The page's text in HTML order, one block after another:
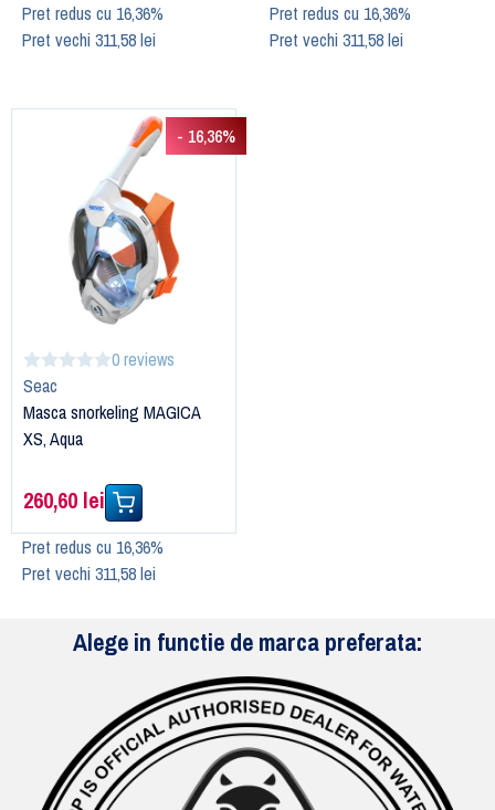
Pret redus cu 16,36%
Pret vechi 311,58 lei
Pret redus cu 16,36%
Pret vechi 311,58 lei
- 16,36%
0 reviews
Seac
Masca snorkeling MAGICA
XS, Aqua
260,60 lei
Pret redus cu 16,36%
Pret vechi 311,58 lei
Alege in functie de marca preferata: